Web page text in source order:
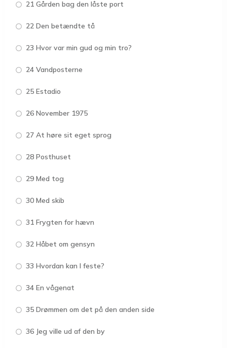
21 Gården bag den låste port
22 Den betændte tå
23 Hvor var min gud og min tro?
24 Vandposterne
25 Estadio
26 November 1975
27 At høre sit eget sprog
28 Posthuset
29 Med tog
30 Med skib
31 Frygten for hævn
32 Håbet om gensyn
33 Hvordan kan I feste?
34 En vågenat
35 Drømmen om det på den anden side
36 Jeg ville ud af den by